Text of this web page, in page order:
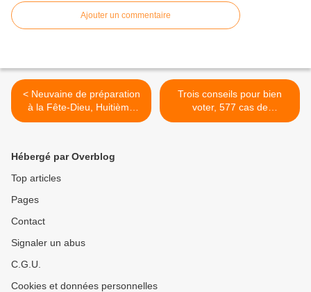
Ajouter un commentaire
< Neuvaine de préparation
à la Fête-Dieu, Huitième
jour: Echaristie et mariage
Trois conseils pour bien
voter, 577 cas de
conscience >
Hébergé par Overblog
Top articles
Pages
Contact
Signaler un abus
C.G.U.
Cookies et données personnelles